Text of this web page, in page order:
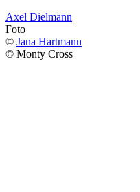
Axel Dielmann
Foto
© Jana Hartmann
© Monty Cross